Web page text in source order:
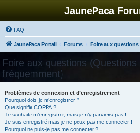
JaunePaca
FAQ
JaunePaca Portail Forums
Foire aux questions (Questions
fréquemment)
Problèmes de connexion et d’enregistrement
Pourquoi dois-je m’enregistrer ?
Que signifie COPPA ?
Je souhaite m’enregistrer, mais je n’y parviens pas !
Je suis enregistré mais je ne peux pas me connecter !
Pourquoi ne puis-je pas me connecter ?